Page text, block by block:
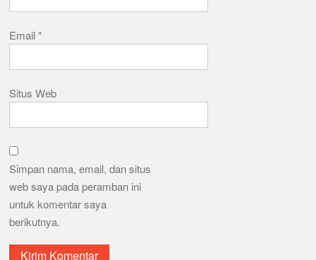
Email*
Situs Web
Simpan nama, email, dan situs
web saya pada peramban ini
untuk komentar saya
berikutnya.